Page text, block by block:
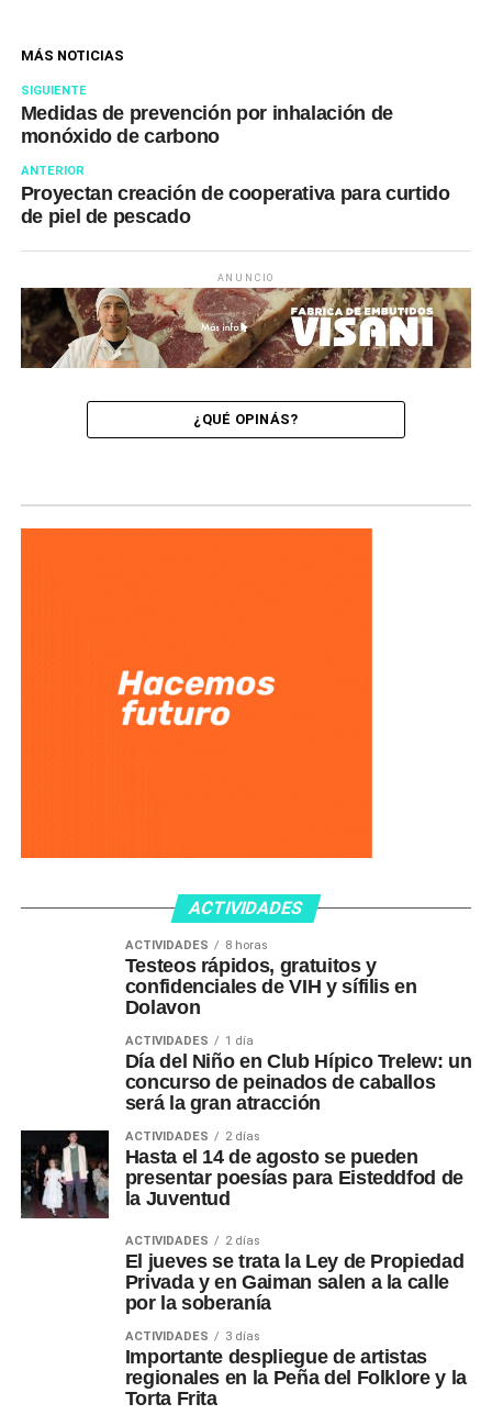
MÁS NOTICIAS
SIGUIENTE
Medidas de prevención por inhalación de
monóxido de carbono
ANTERIOR
Proyectan creación de cooperativa para curtido
de piel de pescado
ANUNCIO
¿QUÉ OPINÁS?
ACTIVIDADES
ACTIVIDADES 8 horas
Testeos rápidos, gratuitos y
confidenciales de VIH y sífilis en
Dolavon
ACTIVIDADES 1 día
Día del Niño en Club Hípico Trelew: un
concurso de peinados de caballos
será la gran atracción
ACTIVIDADES 2 días
Hasta el 14 de agosto se pueden
presentar poesías para Eisteddfod de
la Juventud
ACTIVIDADES 2 días
El jueves se trata la Ley de Propiedad
Privada y en Gaiman salen a la calle
por la soberanía
ACTIVIDADES 3 días
Importante despliegue de artistas
regionales en la Peña del Folklore y la
Torta Frita